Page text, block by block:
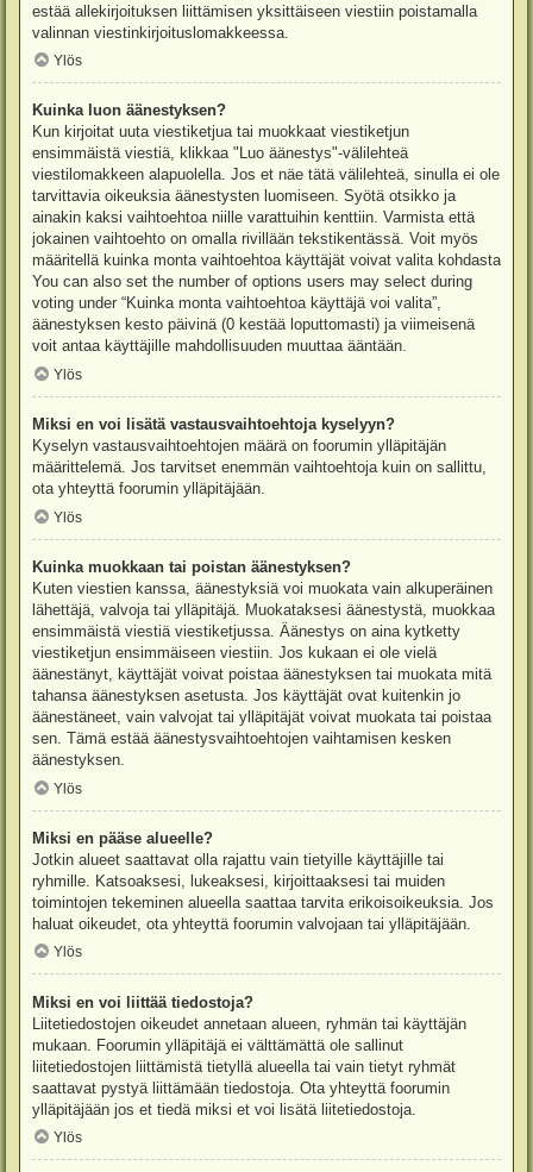
estää allekirjoituksen liittämisen yksittäiseen viestiin poistamalla
valinnan viestinkirjoituslomakkeessa.
Ylös
Kuinka luon äänestyksen?
Kun kirjoitat uuta viestiketjua tai muokkaat viestiketjun
ensimmäistä viestiä, klikkaa "Luo äänestys"-välilehteä
viestilomakkeen alapuolella. Jos et näe tätä välilehteä, sinulla ei ole
tarvittavia oikeuksia äänestysten luomiseen. Syötä otsikko ja
ainakin kaksi vaihtoehtoa niille varattuihin kenttiin. Varmista että
jokainen vaihtoehto on omalla rivillään tekstikentässä. Voit myös
määritellä kuinka monta vaihtoehtoa käyttäjät voivat valita kohdasta
You can also set the number of options users may select during
voting under “Kuinka monta vaihtoehtoa käyttäjä voi valita”,
äänestyksen kesto päivinä (0 kestää loputtomasti) ja viimeisenä
voit antaa käyttäjille mahdollisuuden muuttaa ääntään.
Ylös
Miksi en voi lisätä vastausvaihtoehtoja kyselyyn?
Kyselyn vastausvaihtoehtojen määrä on foorumin ylläpitäjän
määrittelemä. Jos tarvitset enemmän vaihtoehtoja kuin on sallittu,
ota yhteyttä foorumin ylläpitäjään.
Ylös
Kuinka muokkaan tai poistan äänestyksen?
Kuten viestien kanssa, äänestyksiä voi muokata vain alkuperäinen
lähettäjä, valvoja tai ylläpitäjä. Muokataksesi äänestystä, muokkaa
ensimmäistä viestiä viestiketjussa. Äänestys on aina kytketty
viestiketjun ensimmäiseen viestiin. Jos kukaan ei ole vielä
äänestänyt, käyttäjät voivat poistaa äänestyksen tai muokata mitä
tahansa äänestyksen asetusta. Jos käyttäjät ovat kuitenkin jo
äänestäneet, vain valvojat tai ylläpitäjät voivat muokata tai poistaa
sen. Tämä estää äänestysvaihtoehtojen vaihtamisen kesken
äänestyksen.
Ylös
Miksi en pääse alueelle?
Jotkin alueet saattavat olla rajattu vain tietyille käyttäjille tai
ryhmille. Katsoaksesi, lukeaksesi, kirjoittaaksesi tai muiden
toimintojen tekeminen alueella saattaa tarvita erikoisoikeuksia. Jos
haluat oikeudet, ota yhteyttä foorumin valvojaan tai ylläpitäjään.
Ylös
Miksi en voi liittää tiedostoja?
Liitetiedostojen oikeudet annetaan alueen, ryhmän tai käyttäjän
mukaan. Foorumin ylläpitäjä ei välttämättä ole sallinut
liitetiedostojen liittämistä tietyllä alueella tai vain tietyt ryhmät
saattavat pystyä liittämään tiedostoja. Ota yhteyttä foorumin
ylläpitäjään jos et tiedä miksi et voi lisätä liitetiedostoja.
Ylös